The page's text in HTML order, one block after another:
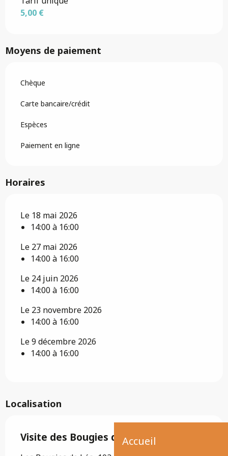
Accueil
5,00 €
Moyens de paiement
Chèque
Carte bancaire/crédit
Espèces
Paiement en ligne
Horaires
Le 18 mai 2026
14:00 à 16:00
Le 27 mai 2026
14:00 à 16:00
Le 24 juin 2026
14:00 à 16:00
Le 23 novembre 2026
14:00 à 16:00
Le 9 décembre 2026
14:00 à 16:00
Localisation
Visite des Bougies de Léa